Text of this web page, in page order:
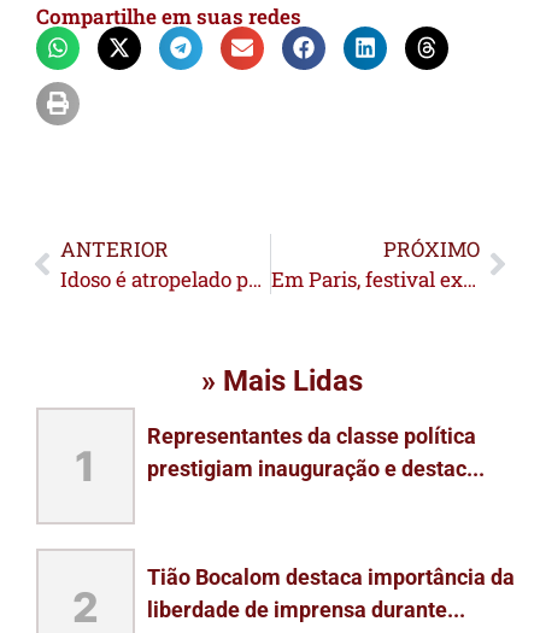
Compartilhe em suas redes
ANTERIOR
Idoso é atropelado por camionete do Hospital de Amor na Via Chico Mendes
PRÓXIMO
Em Paris, festival exalta Xapuri e defensores da Amazônia
» Mais Lidas
1
Representantes da classe política
prestigiam inauguração e destac...
2
Tião Bocalom destaca importância da
liberdade de imprensa durante...